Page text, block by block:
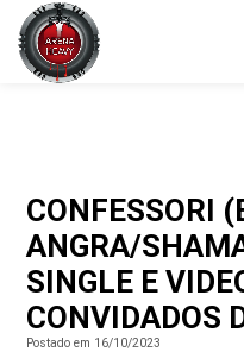
CONFESSORI
ANGRA/
SINGLE E
CONVIDADOS
Postado em 16/10/2023